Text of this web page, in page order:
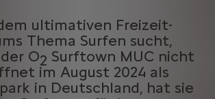
ultimativen Freizeit-
Thema Surfen sucht,
O2 Surftown MUC nicht
im August 2024 als
in Deutschland, hat sie